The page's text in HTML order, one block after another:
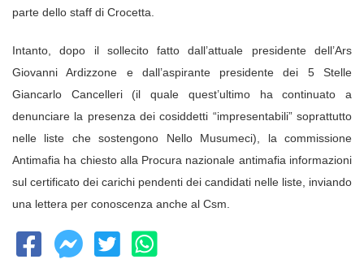
parte dello staff di Crocetta.
Intanto, dopo il sollecito fatto dall’attuale presidente dell’Ars
Giovanni Ardizzone e dall’aspirante presidente dei 5 Stelle
Giancarlo Cancelleri (il quale quest’ultimo ha continuato a
denunciare la presenza dei cosiddetti “impresentabili” soprattutto
nelle liste che sostengono Nello Musumeci), la commissione
Antimafia ha chiesto alla Procura nazionale antimafia informazioni
sul certificato dei carichi pendenti dei candidati nelle liste, inviando
una lettera per conoscenza anche al Csm.